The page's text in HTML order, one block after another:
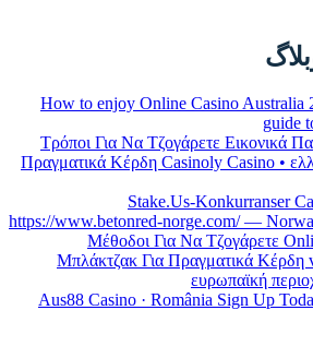
How to enjoy Online Casino Australia
guide
Τρόποι Για Να Τζογάρετε Εικονικά
Πραγματικά Κέρδη Casinoly Casino •
Stake.Us-Konkurranser
https://www.betonred-norge.com/ —
Μέθοδοι Για Να Τζογάρετε
Μπλάκτζακ Για Πραγματικά Κέρδη
ευρωπαϊκή
Aus88 Casino · România Sign Up